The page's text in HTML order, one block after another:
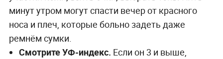
минут утром могут спасти вечер от красного
носа и плеч, которые больно задеть даже
ремнём сумки.
Смотрите УФ-индекс. Если он 3 и выше,